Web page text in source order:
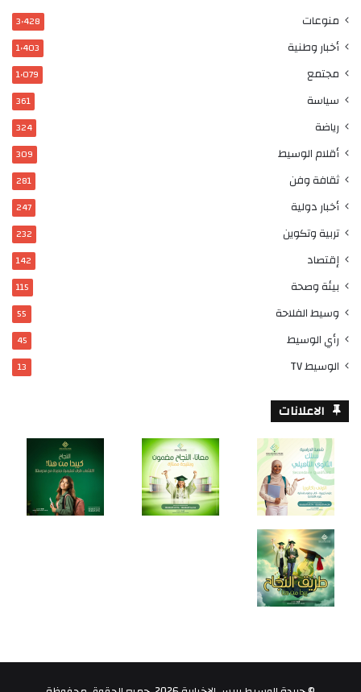
منوعات 3٬428
أخبار وطنية 1٬403
مجتمع 1٬079
سياسة 361
رياضة 324
أقلام الوسيط 309
ثقافة وفن 281
أخبار دولية 247
تربية وتكوين 232
إقتصاد 142
بيئة وصحة 115
وسيط الفلاحة 55
رأي الوسيط 45
الوسيط TV 13
الاعلانات